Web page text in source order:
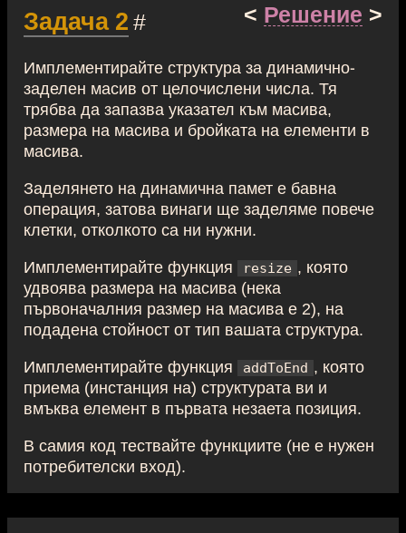
Задача 2 # < Решение >
Имплементирайте структура за динамично-
заделен масив от целочислени числа. Тя
трябва да запазва указател към масива,
размера на масива и бройката на елементи в
масива.
Заделянето на динамична памет е бавна
операция, затова винаги ще заделяме повече
клетки, отколкото са ни нужни.
Имплементирайте функция resize
, която
удвоява размера на масива (нека
първоначалния размер на масива е 2), на
подадена стойност от тип вашата структура.
Имплементирайте функция addToEnd
, която
приема (инстанция на) структурата ви и
вмъква елемент в първата незаета позиция.
В самия код тествайте функциите (не е нужен
потребителски вход).